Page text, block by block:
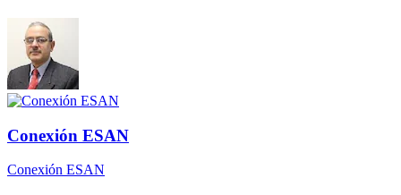
Conexión ESAN
Conexión ESAN